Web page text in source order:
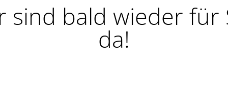
sind bald wieder für
da!